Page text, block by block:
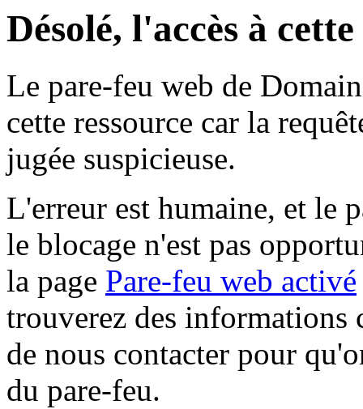
Désolé, l'accès à
Le pare-feu web de
cette ressource car la
jugée suspicieuse.
L'erreur est humaine, et le
le blocage n'est pas
la page Pare-feu web activé
trouverez des informations
de nous contacter pour
du pare-feu.